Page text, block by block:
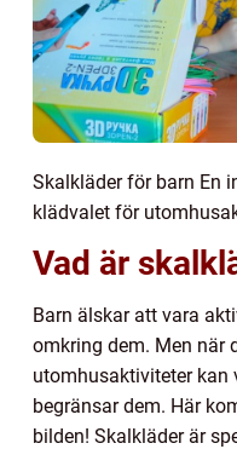
Skalkläder för barn En
klädvalet för
Vad är
Barn älskar att vara
omkring dem. Men när
utomhusaktiviteter kan
begränsar dem. Här
bilden! Skalkläder är